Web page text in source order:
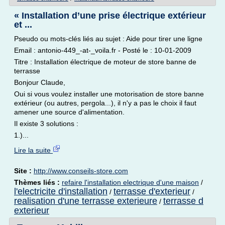
« Installation d’une prise électrique extérieur
et ...
Pseudo ou mots-clés liés au sujet : Aide pour tirer une ligne
Email : antonio-449_-at-_voila.fr - Posté le : 10-01-2009
Titre : Installation électrique de moteur de store banne de
terrasse
Bonjour Claude,
Oui si vous voulez installer une motorisation de store banne
extérieur (ou autres, pergola...), il n'y a pas le choix il faut
amener une source d'alimentation.
Il existe 3 solutions :
1.)...
Lire la suite
Site : http://www.conseils-store.com
Thèmes liés : refaire l'installation electrique d'une maison /
l'electricite d'installation / terrasse d'exterieur /
realisation d'une terrasse exterieure / terrasse d
exterieur